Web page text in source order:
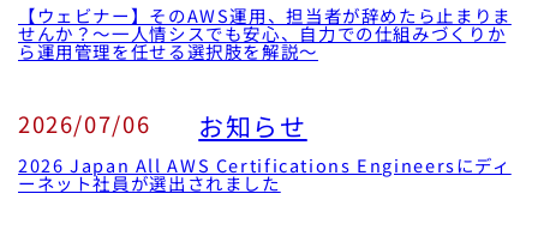
【ウェビナー】そのAWS運用、担当者が辞めたら止まりま
せんか？～一人情シスでも安心、自力での仕組みづくりか
ら運用管理を任せる選択肢を解説〜
2026/07/06 お知らせ
2026 Japan All AWS Certifications Engineersにディ
ーネット社員が選出されました